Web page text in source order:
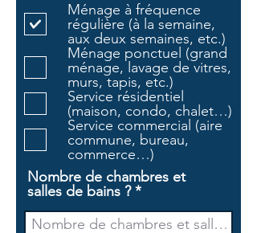
g
a
t
o
i
r
e
Ménage à fréquence
régulière (à la semaine,
aux deux semaines, etc.)
Ménage ponctuel (grand
ménage, lavage de vitres,
murs, tapis, etc.)
Service résidentiel
(maison, condo, chalet…)
Service commercial (aire
commune, bureau,
commerce…)
Nombre de chambres et
salles de bains ?